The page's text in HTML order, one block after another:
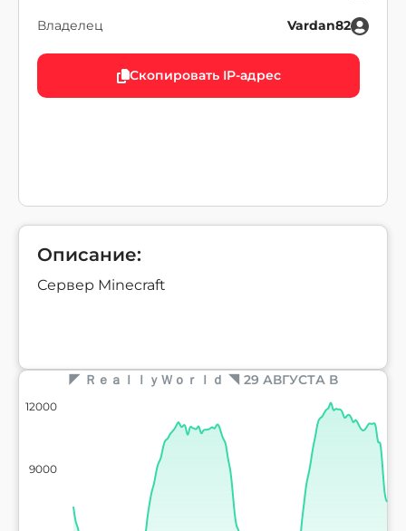
Владелец Vardan82
Скопировать IP-адрес
Описание:
Сервер Minecraft
◤ ＲｅａｌｌｙＷｏｒｌｄ ◥ 29 АВГУСТА В
9000
12000